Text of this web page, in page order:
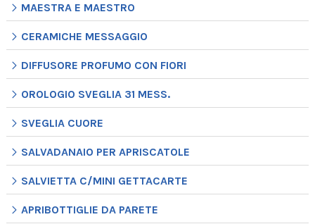
MAESTRA E MAESTRO
CERAMICHE MESSAGGIO
DIFFUSORE PROFUMO CON FIORI
OROLOGIO SVEGLIA 31 MESS.
SVEGLIA CUORE
SALVADANAIO PER APRISCATOLE
SALVIETTA C/MINI GETTACARTE
APRIBOTTIGLIE DA PARETE